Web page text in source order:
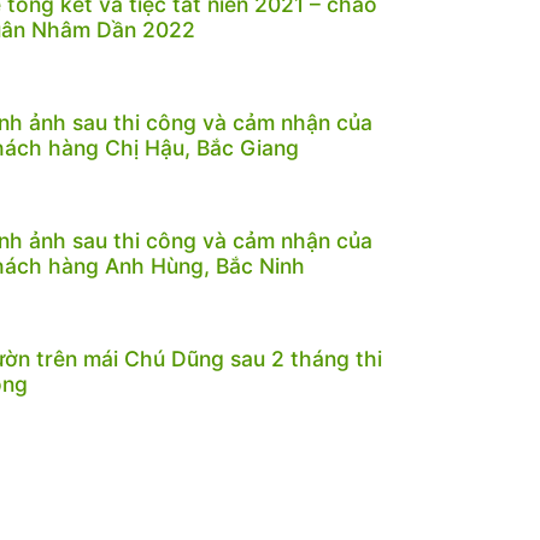
Nhâm Dần 2022
ảnh sau thi công và cảm nhận của
hàng Chị Hậu, Bắc Giang
ảnh sau thi công và cảm nhận của
hàng Anh Hùng, Bắc Ninh
trên mái Chú Dũng sau 2 tháng thi